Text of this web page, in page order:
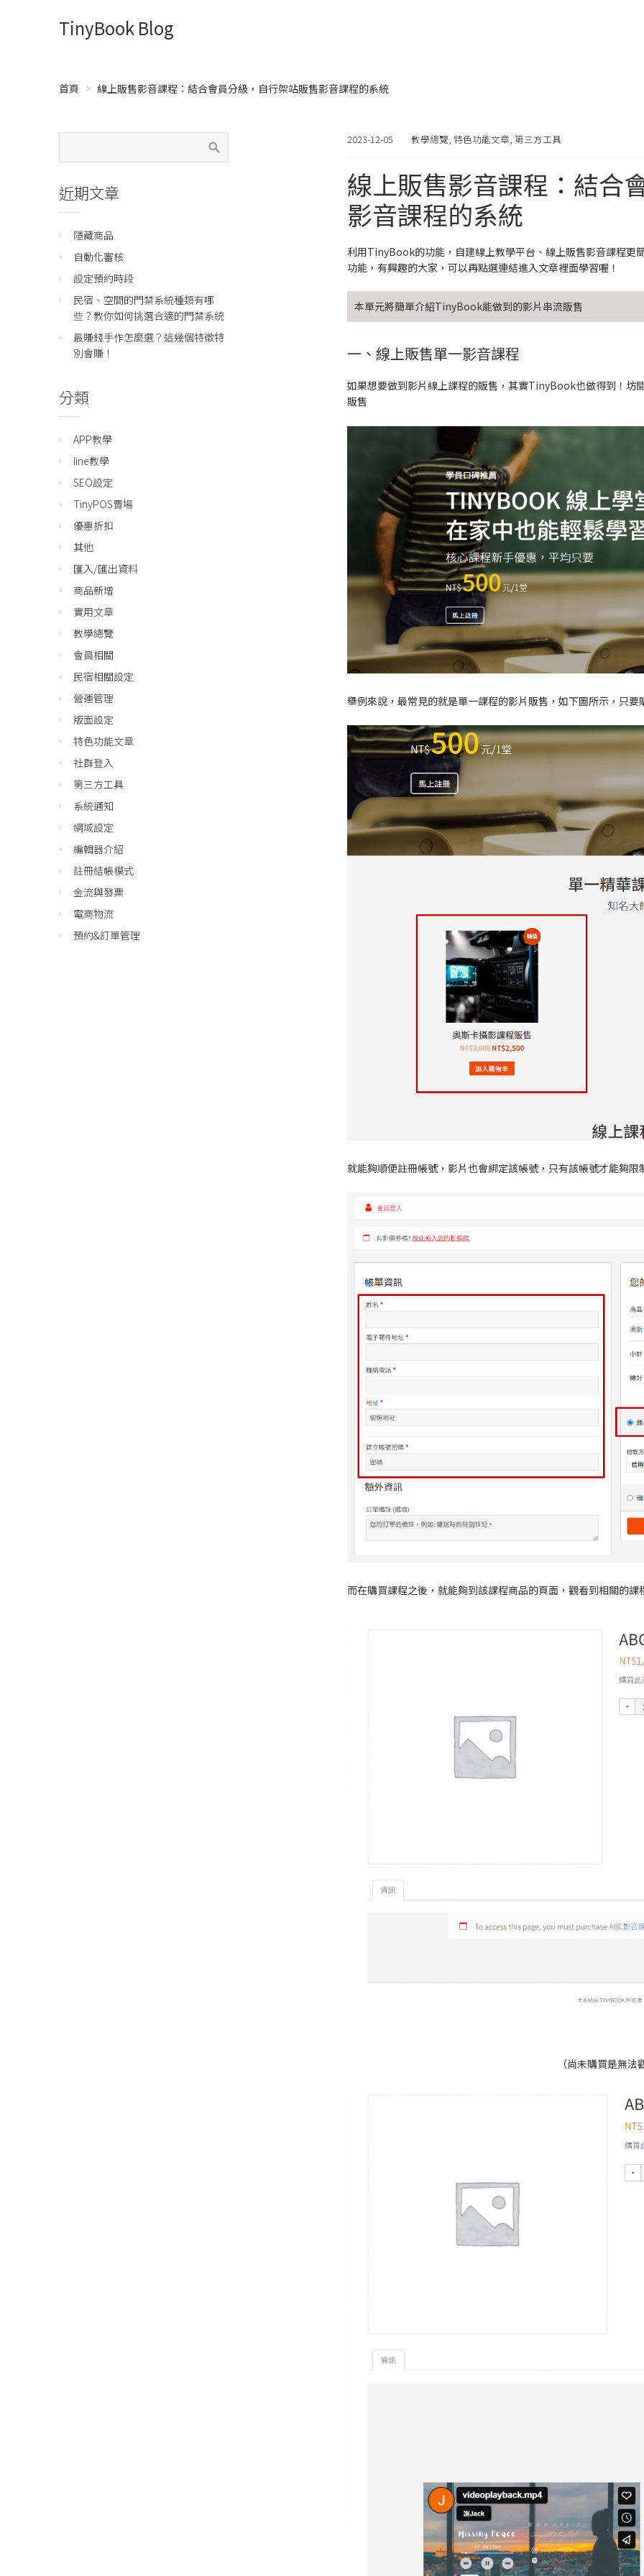
TinyBook Blog
首頁 線上販售影音課程：結合會員分級，自行架站販售影音課程的系統
2023-12-05 教學總覽,特色功能文章, 第三方工具
線上販售影音課程：結合
影音課程的系統
利用TinyBook的功能，自建線上教學平台、線上販售影音課程
功能，有興趣的大家，可以再點選連結進入文章裡面學習喔！
本單元將簡單介紹TinyBook能做到的影片串流販售
一、線上販售單一影音課程
如果想要做到影片線上課程的販售，其實TinyBook也做得到！
販售
舉例來說，最常見的就是單一課程的影片販售，如下圖所示，只要
就能夠順便註冊帳號，影片也會綁定該帳號，只有該帳號才能夠限
而在購買課程之後，就能夠到該課程商品的頁面，觀看到相關的
（尚未購買是無法
近期文章
隱藏商品
自動化審核
設定預約時段
民宿、空間的門禁系統種類有哪
些？教你如何挑選合適的門禁系統
最賺錢手作怎麼選？這幾個特徵特
別會賺！
分類
APP教學
line教學
SEO設定
TinyPOS賣場
優惠折扣
其他
匯入/匯出資料
商品新增
實用文章
教學總覽
會員相關
民宿相關設定
營運管理
版面設定
特色功能文章
社群登入
第三方工具
系統通知
網域設定
編輯器介紹
註冊結帳模式
金流與發票
電商物流
預約&訂單管理